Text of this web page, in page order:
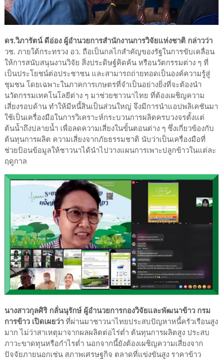
ดร.วิภารัตน์ ดีอ่อง ผู้อำนวยการสำนักงานการวิจัยแห่งชาติ กล่าวว่า
วช. ภายใต้กระทรวง อว. ถือเป็นกลไกสำคัญของรัฐในการขับเคลื่อน
ให้การสนับสนุนงานวิจัย สิ่งประดิษฐ์คิดค้น หรือนวัตกรรมต่าง ๆ ที่
เป็นประโยชน์ต่อประชาชน และสามารถถ่ายทอดเป็นองค์ความรู้สู่
ชุมชน โดยเฉพาะในภาคการเกษตรที่จำเป็นอย่างยิ่งที่จะต้องนำ
นวัตกรรมเทคโนโลยีต่าง ๆ มาช่วยชาวนาไทย ที่ต้องเผชิญความ
เสี่ยงรอบด้าน ทำให้มีหนี้สินเป็นส่วนใหญ่ จึงมีการนำแอปพลิเคชันมา
ใช้เป็นเครื่องมือในการวิเคราะห์กระบวนการผลิตครบวงจรตั้งแต่
ต้นน้ำถึงปลายน้ำ เพื่อลดความเสี่ยงในขั้นตอนต่าง ๆ ซึ่งเกี่ยวข้องกับ
ต้นทุนการผลิต ความเสี่ยงจากภัยธรรมชาติ นับว่าเป็นเครื่องมือที่
ช่วยป้อนข้อมูลให้ชาวนาได้นำไปวางแผนการเพาะปลูกข้าวในแต่ละ
ฤดูกาล
นางสาวกุลศิริ กลั่นนุรักษ์ ผู้อำนวยการกองวิจัยและพัฒนาข้าว กรม
การข้าว เปิดเผยว่า ที่ผ่านมาชาวนาไทยประสบปัญหาหนี้ครัวเรือนสูง
มาก ไม่ว่าสาเหตุมาจากผลผลิตต่อไร่ต่ำ ต้นทุนการผลิตสูง ประสบ
ภาวะขาดทุนหรือกำไรต่ำ นอกจากนี้ยังต้องเผชิญความเสี่ยงจาก
ปัจจัยภายนอกเช่น สภาพเศรษฐกิจ ตลาดที่แข่งขันสูง ราคาข้าว